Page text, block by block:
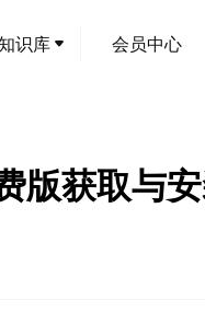
识库 会员中心
版获取与